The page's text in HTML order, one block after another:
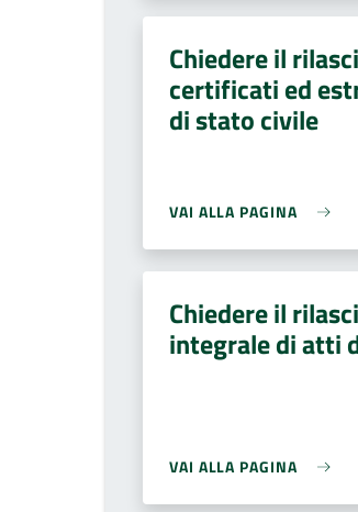
Chiedere il
certificati ed
di stato civile
VAI ALLA PAGINA
Chiedere il
integrale di atti
VAI ALLA PAGINA